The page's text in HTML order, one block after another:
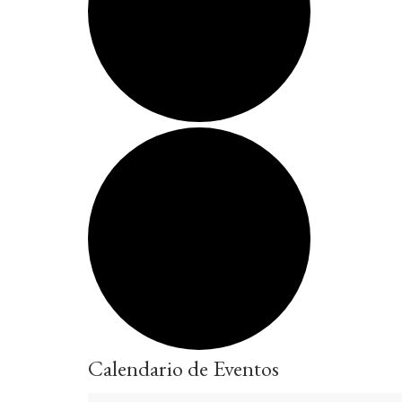
Calendario de Eventos